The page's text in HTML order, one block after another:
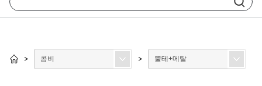
> 콤비 > 뿔테+메탈